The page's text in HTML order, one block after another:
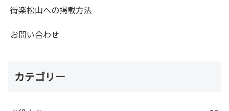
街楽松山への掲載方法
お問い合わせ
カテゴリー